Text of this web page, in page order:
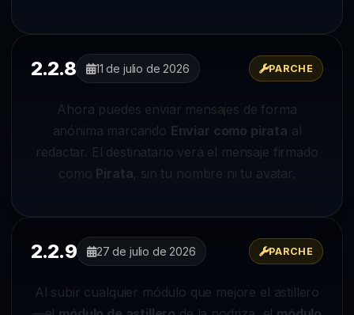
2.2.8 11 de julio de 2026 PARCHE
Ahora puedes enviar mensajes de forma
anónima marcando Enviar como pirata al
redactar. El destinatario verá el mensaje firmado
como Pirata, sin tu nombre ni tu avatar.
2.2.9 27 de julio de 2026 PARCHE
Al subir cualquier módulo que mejore el astillero